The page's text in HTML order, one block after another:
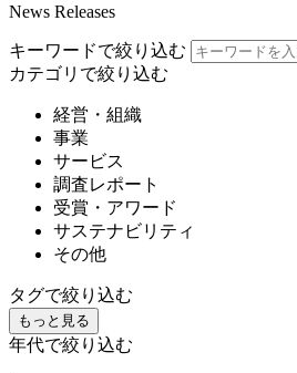
News Releases
キーワードで絞り込む
カテゴリで絞り込む
経営・組織
事業
サービス
調査レポート
受賞・アワード
サステナビリティ
その他
タグで絞り込む
もっと見る
年代で絞り込む